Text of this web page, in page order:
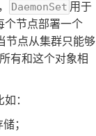
DaemonSet 用于
个节点部署一个
节点从集群只能够
有和这个对象相
：
；